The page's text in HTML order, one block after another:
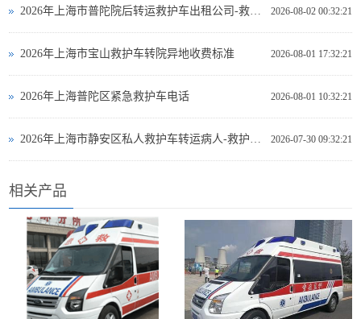
2026-08-02 00:32:21
2026-08-01 17:32:21
2026年上海市宝山救护车转院异地收费标准
2026-08-01 10:32:21
2026年上海普陀区紧急救护车电话
2026-07-30 09:32:21
相关产品